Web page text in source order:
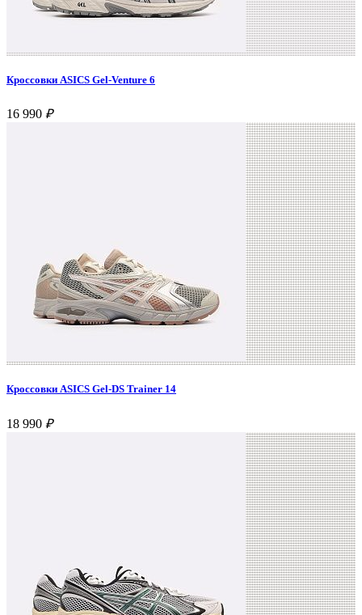
Кроссовки ASICS Gel-Venture 6
16 990 ₽
Кроссовки ASICS Gel-DS Trainer 14
18 990 ₽